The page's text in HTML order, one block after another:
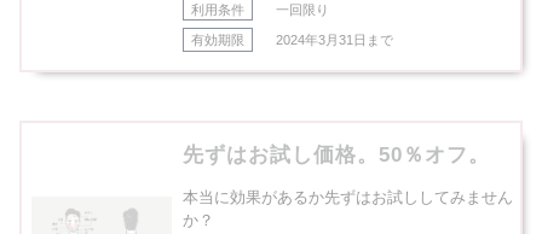
利用条件 一回限り
有効期限 2024年3月31日まで
先ずはお試し価格。50％オフ。
本当に効果があるか先ずはお試ししてみません
か？